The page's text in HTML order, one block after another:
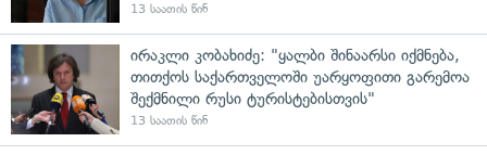
13 საათის წინ
ირაკლი კობახიძე: "ყალბი შინაარსი იქმნება,
თითქოს საქართველოში უარყოფითი გარემოა
შექმნილი რუსი ტურისტებისთვის"
13 საათის წინ